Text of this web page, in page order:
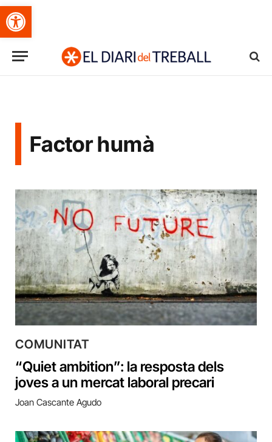
Obre la barra d'eines
Factor humà
COMUNITAT
“Quiet ambition”: la resposta dels
joves a un mercat laboral precari
Joan Cascante Agudo